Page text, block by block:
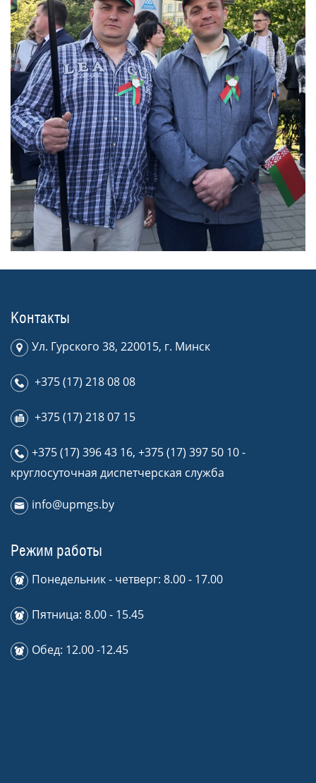
Контакты
Ул. Гурского 38, 220015, г. Минск
+375 (17) 218 08 08
+375 (17) 218 07 15
+375 (17) 396 43 16, +375 (17) 397 50 10-
круглосуточная диспетчерская служба
info@upmgs.by
Режим работы
Понедельник - четверг: 8.00 - 17.00
Пятница: 8.00 - 15.45
Обед: 12.00 -12.45